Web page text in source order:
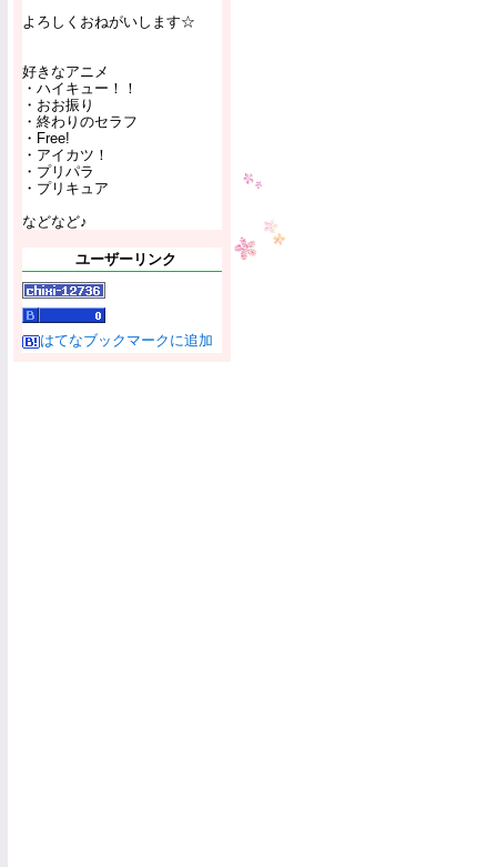
よろしくおねがいします☆
好きなアニメ
・ハイキュー！！
・おお振り
・終わりのセラフ
・Free!
・アイカツ！
・プリパラ
・プリキュア
などなど♪
ユーザーリンク
はてなブックマークに追加